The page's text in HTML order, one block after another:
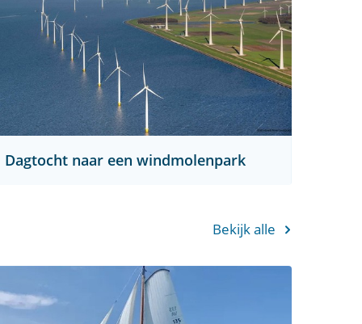
Dagtocht naar een windmolenpark
Bekijk alle